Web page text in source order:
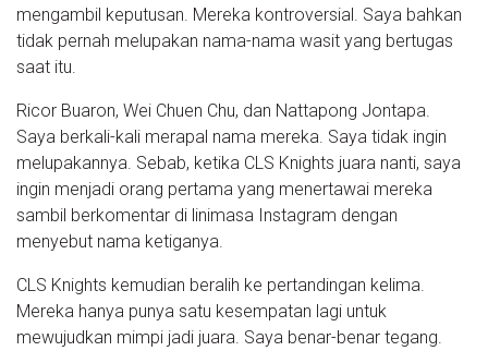
mengambil keputusan. Mereka kontroversial. Saya bahkan
tidak pernah melupakan nama-nama wasit yang bertugas
saat itu.
Ricor Buaron, Wei Chuen Chu, dan Nattapong Jontapa.
Saya berkali-kali merapal nama mereka. Saya tidak ingin
melupakannya. Sebab, ketika CLS Knights juara nanti, saya
ingin menjadi orang pertama yang menertawai mereka
sambil berkomentar di linimasa Instagram dengan
menyebut nama ketiganya.
CLS Knights kemudian beralih ke pertandingan kelima.
Mereka hanya punya satu kesempatan lagi untuk
mewujudkan mimpi jadi juara. Saya benar-benar tegang.